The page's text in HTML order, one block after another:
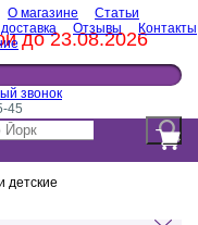
до 23.08.2026
О магазине
Статьи
Отзывы
Контакты
звонок
45
детские